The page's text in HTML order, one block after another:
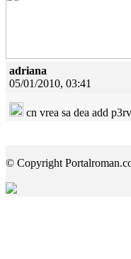
adriana
05/01/2010, 03:41
cn vrea sa dea add
© Copyright